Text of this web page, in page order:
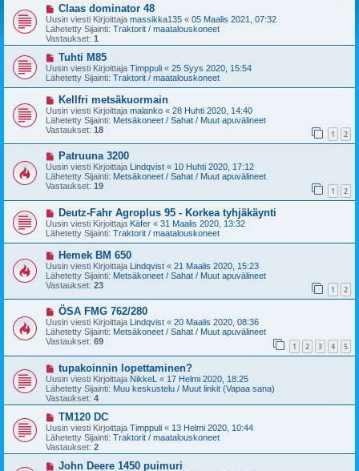
U
u
s
i
v
s
t
Claas dominator 48
Uusin viesti Kirjoittaja massikka135 « 05 Maalis 2021, 07:32
Lähetetty Sijainti: Traktorit / maatalouskoneet
Vastaukset: 1
U
u
s
i
v
e
s
t
i
Tuhti M85
Uusin viesti Kirjoittaja Timppuli « 25 Syys 2020, 15:54
Lähetetty Sijainti: Traktorit / maatalouskoneet
U
u
s
i
v
i
s
t
i
Kellfri metsäkuormain
Uusin viesti Kirjoittaja malanko « 28 Huhti 2020, 14:40
Lähetetty Sijainti: Metsäkoneet / Sahat / Muut apuvälineet
Vastaukset: 18 1 2
U
u
s
i
v
i
e
s
t
Patruuna 3200
Uusin viesti Kirjoittaja Lindqvist « 10 Huhti 2020, 17:12
Lähetetty Sijainti: Metsäkoneet / Sahat / Muut apuvälineet
Vastaukset: 19 1 2
U
u
s
i
v
e
s
t
i
Deutz-Fahr Agroplus 95 - Korkea tyhjäkäynti
Uusin viesti Kirjoittaja Käfer « 31 Maalis 2020, 13:32
Lähetetty Sijainti: Traktorit / maatalouskoneet
U
u
s
i
v
i
e
s
t
i
Hemek BM 650
Uusin viesti Kirjoittaja Lindqvist « 21 Maalis 2020, 15:23
Lähetetty Sijainti: Metsäkoneet / Sahat / Muut apuvälineet
Vastaukset: 23 1 2
U
u
s
i
i
e
s
t
i
ÖSA FMG 762/280
Uusin viesti Kirjoittaja Lindqvist « 20 Maalis 2020, 08:36
Lähetetty Sijainti: Metsäkoneet / Sahat / Muut apuvälineet
Vastaukset: 69 1 2 3 4 5
U
u
s
i
v
s
t
i
tupakoinnin lopettaminen?
Uusin viesti Kirjoittaja NikkeL « 17 Helmi 2020, 18:25
Lähetetty Sijainti: Muu keskustelu / Muut linkit (Vapaa sana)
Vastaukset: 4
U
u
s
i
v
TM120 DC
Uusin viesti Kirjoittaja Timppuli « 13 Helmi 2020, 10:44
Lähetetty Sijainti: Traktorit / maatalouskoneet
Vastaukset: 2
U
John Deere 1450 puimuri